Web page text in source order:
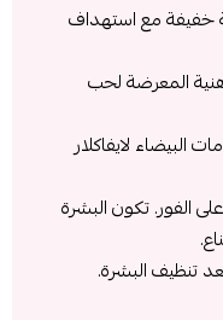
خفيفة مع استهداف
المعرضة لحب
البيضاء لايفاكلار
الفور. تكون البشرة
تنظيف البشرة.